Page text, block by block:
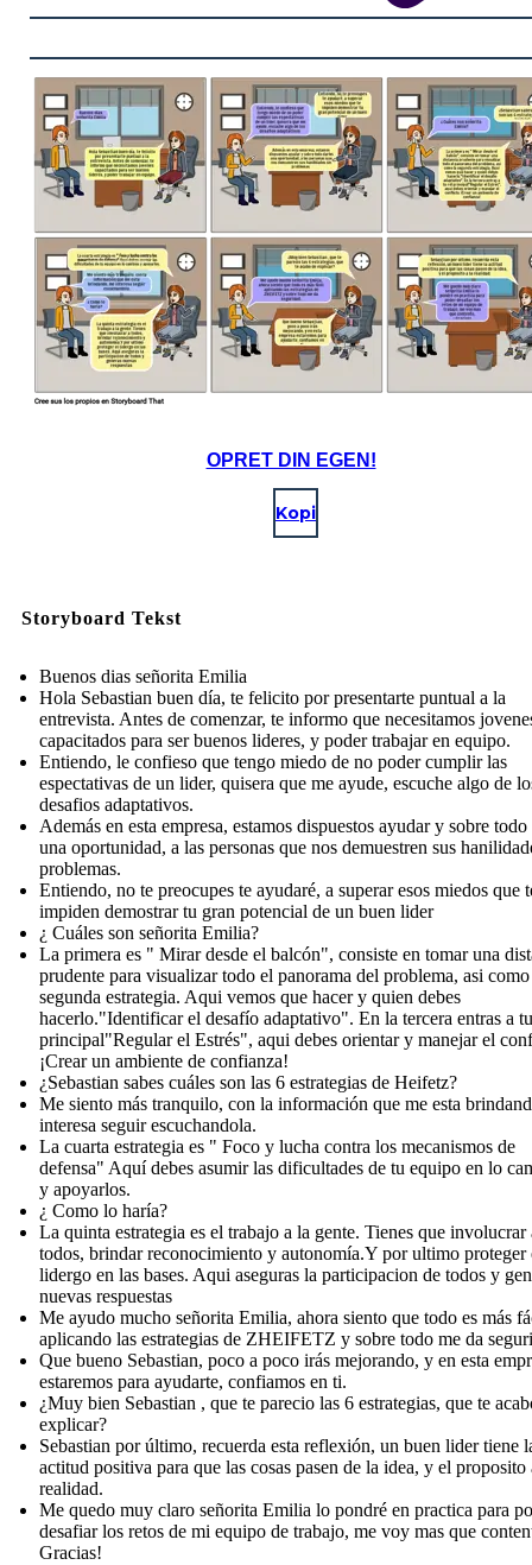
OPRET DIN EGEN!
Kopi
Storyboard Tekst
Buenos dias señorita Emilia
Hola Sebastian buen día, te felicito por presentarte puntual a la
entrevista. Antes de comenzar, te informo que necesitamos
capacitados para ser buenos lideres, y poder trabajar en equipo.
Entiendo, le confieso que tengo miedo de no poder cumplir las
espectativas de un lider, quisera que me ayude, escuche algo de
desafios adaptativos.
Además en esta empresa, estamos dispuestos ayudar y sobre todo
una oportunidad, a las personas que nos demuestren sus
problemas.
Entiendo, no te preocupes te ayudaré, a superar esos miedos que
impiden demostrar tu gran potencial de un buen lider
¿ Cuáles son señorita Emilia?
La primera es " Mirar desde el balcón", consiste en tomar una
prudente para visualizar todo el panorama del problema, asi
segunda estrategia. Aqui vemos que hacer y quien debes
hacerlo."Identificar el desafío adaptativo". En la tercera entras a
principal"Regular el Estrés", aqui debes orientar y manejar el
¡Crear un ambiente de confianza!
¿Sebastian sabes cuáles son las 6 estrategias de Heifetz?
Me siento más tranquilo, con la información que me esta
interesa seguir escuchandola.
La cuarta estrategia es " Foco y lucha contra los mecanismos de
defensa" Aquí debes asumir las dificultades de tu equipo en lo
y apoyarlos.
¿ Como lo haría?
La quinta estrategia es el trabajo a la gente. Tienes que involucrar
todos, brindar reconocimiento y autonomía.Y por ultimo proteger
lidergo en las bases. Aqui aseguras la participacion de todos y
nuevas respuestas
Me ayudo mucho señorita Emilia, ahora siento que todo es más
aplicando las estrategias de ZHEIFETZ y sobre todo me da
Que bueno Sebastian, poco a poco irás mejorando, y en esta
estaremos para ayudarte, confiamos en ti.
¿Muy bien Sebastian , que te parecio las 6 estrategias, que te
explicar?
Sebastian por último, recuerda esta reflexión, un buen lider tiene
actitud positiva para que las cosas pasen de la idea, y el proposito
realidad.
Me quedo muy claro señorita Emilia lo pondré en practica para
desafiar los retos de mi equipo de trabajo, me voy mas que
Gracias!